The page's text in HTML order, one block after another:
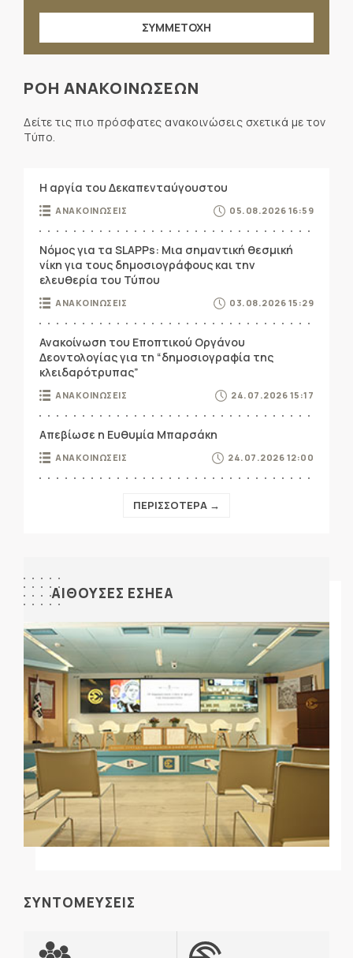
ΣΥΜΜΕΤΟΧΗ
ΡΟΗ ΑΝΑΚΟΙΝΩΣΕΩΝ
Δείτε τις πιο πρόσφατες ανακοινώσεις σχετικά με τον
Τύπο.
Η αργία του Δεκαπενταύγουστου
ΑΝΑΚΟΙΝΩΣΕΙΣ 05.08.2026 16:59
Νόμος για τα SLAPPs: Μια σημαντική θεσμική
νίκη για τους δημοσιογράφους και την
ελευθερία του Τύπου
ΑΝΑΚΟΙΝΩΣΕΙΣ 03.08.2026 15:29
Ανακοίνωση του Εποπτικού Οργάνου
Δεοντολογίας για τη “δημοσιογραφία της
κλειδαρότρυπας”
ΑΝΑΚΟΙΝΩΣΕΙΣ 24.07.2026 15:17
Απεβίωσε η Ευθυμία Μπαρσάκη
ΑΝΑΚΟΙΝΩΣΕΙΣ 24.07.2026 12:00
ΠΕΡΙΣΣΟΤΕΡΑ →
ΑΙΘΟΥΣΕΣ ΕΣΗΕΑ
ΣΥΝΤΟΜΕΥΣΕΙΣ